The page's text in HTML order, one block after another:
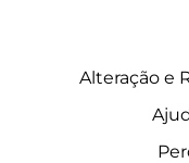
Alteração e